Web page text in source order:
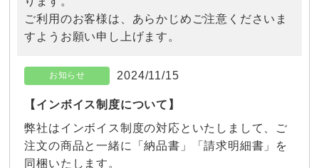
ご利用のお客様は、あらかじめご注意くださいま
すようお願い申し上げます。
お知らせ 2024/11/15
【インボイス制度について】
弊社はインボイス制度の対応といたしまして、ご
注文の商品と一緒に「納品書」「請求明細書」を
同梱いたします。